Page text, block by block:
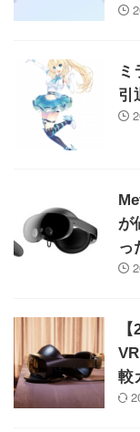
ミ
引
が
っ
較